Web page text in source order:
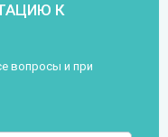
К
вопросы и при